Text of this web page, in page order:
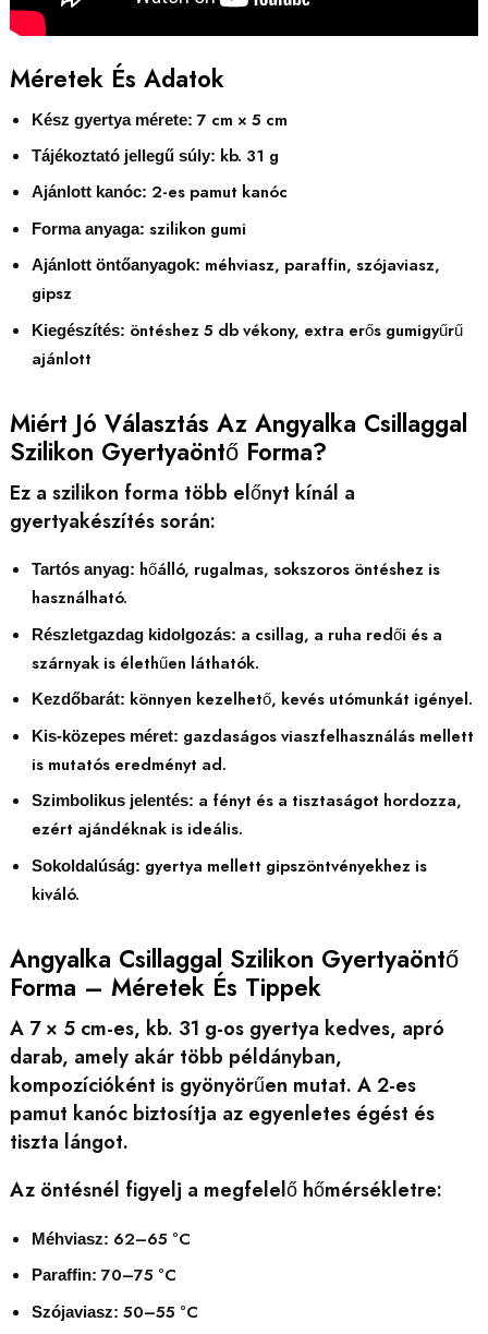
Méretek És Adatok
Kész gyertya mérete: 7 cm × 5 cm
Tájékoztató jellegű súly: kb. 31 g
Ajánlott kanóc: 2-es pamut kanóc
Forma anyaga: szilikon gumi
Ajánlott öntőanyagok: méhviasz, paraffin, szójaviasz,
gipsz
Kiegészítés: öntéshez 5 db vékony, extra erős gumigyűrű
ajánlott
Miért Jó Választás Az Angyalka Csillaggal
Szilikon Gyertyaöntő Forma?
Ez a szilikon forma több előnyt kínál a
gyertyakészítés során:
Tartós anyag: hőálló, rugalmas, sokszoros öntéshez is
használható.
Részletgazdag kidolgozás: a csillag, a ruha redői és a
szárnyak is élethűen láthatók.
Kezdőbarát: könnyen kezelhető, kevés utómunkát igényel.
Kis-közepes méret: gazdaságos viaszfelhasználás mellett
is mutatós eredményt ad.
Szimbolikus jelentés: a fényt és a tisztaságot hordozza,
ezért ajándéknak is ideális.
Sokoldalúság: gyertya mellett gipszöntvényekhez is
kiváló.
Angyalka Csillaggal Szilikon Gyertyaöntő
Forma – Méretek És Tippek
A 7 × 5 cm-es, kb. 31 g-os gyertya kedves, apró
darab, amely akár több példányban,
kompozícióként is gyönyörűen mutat. A 2-es
pamut kanóc biztosítja az egyenletes égést és
tiszta lángot.
Az öntésnél figyelj a megfelelő hőmérsékletre:
Méhviasz: 62–65 °C
Paraffin: 70–75 °C
Szójaviasz: 50–55 °C